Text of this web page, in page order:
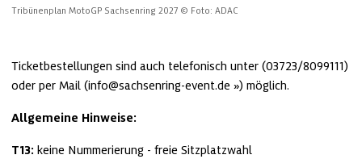
Tribünenplan MotoGP Sachsenring 2027 © Foto: ADAC
Ticketbestellungen sind auch telefonisch unter (03723/8099111)
oder per Mail (info@sachsenring-event.de ) möglich.
Allgemeine Hinweise:
T13: keine Nummerierung - freie Sitzplatzwahl